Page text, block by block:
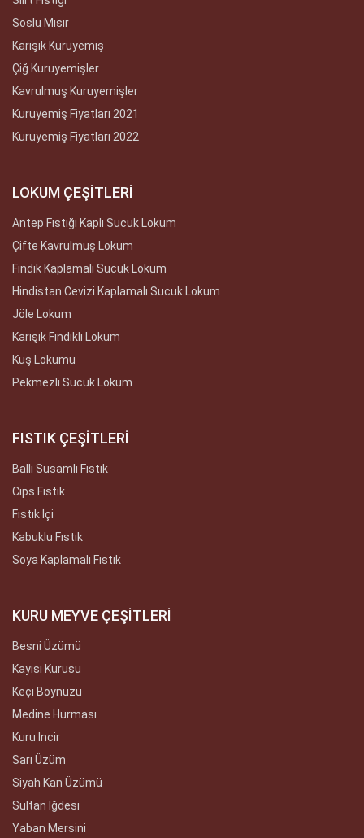
Soslu Mısır
Karışık Kuruyemiş
Çiğ Kuruyemişler
Kavrulmuş Kuruyemişler
Kuruyemiş Fiyatları 2021
Kuruyemiş Fiyatları 2022
LOKUM ÇEŞİTLERİ
Antep Fıstığı Kaplı Sucuk Lokum
Çifte Kavrulmuş Lokum
Fındık Kaplamalı Sucuk Lokum
Hindistan Cevizi Kaplamalı Sucuk Lokum
Jöle Lokum
Karışık Fındıklı Lokum
Kuş Lokumu
Pekmezli Sucuk Lokum
FISTIK ÇEŞİTLERİ
Ballı Susamlı Fıstık
Cips Fıstık
Fıstık İçi
Kabuklu Fıstık
Soya Kaplamalı Fıstık
KURU MEYVE ÇEŞİTLERİ
Besni Üzümü
Kayısı Kurusu
Keçi Boynuzu
Medine Hurması
Kuru Incir
Sarı Üzüm
Siyah Kan Üzümü
Sultan Iğdesi
Yaban Mersini